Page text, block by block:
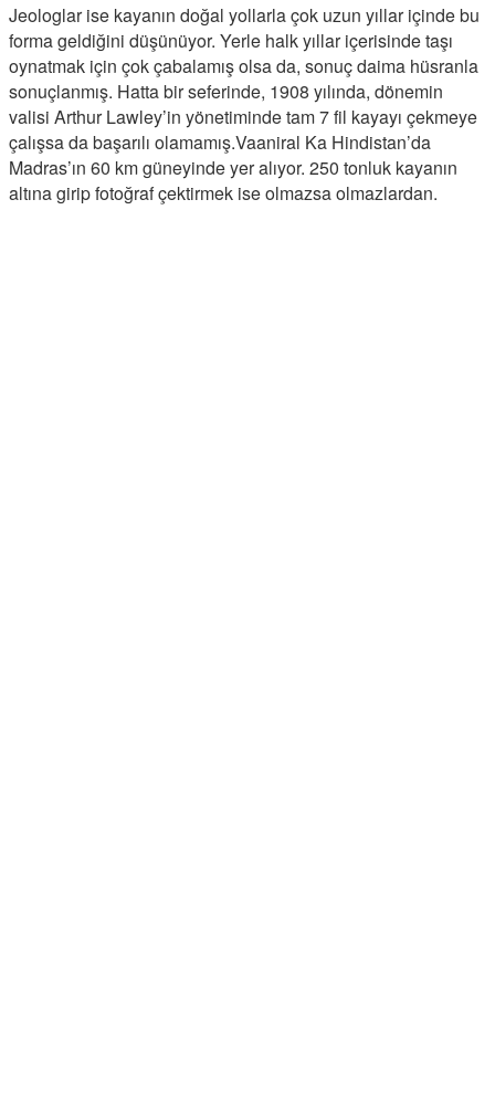
Jeologlar ise kayanın doğal yollarla çok uzun yıllar içinde bu
forma geldiğini düşünüyor. Yerle halk yıllar içerisinde taşı
oynatmak için çok çabalamış olsa da, sonuç daima hüsranla
sonuçlanmış. Hatta bir seferinde, 1908 yılında, dönemin
valisi Arthur Lawley’in yönetiminde tam 7 fil kayayı çekmeye
çalışsa da başarılı olamamış.Vaaniral Ka Hindistan’da
Madras’ın 60 km güneyinde yer alıyor. 250 tonluk kayanın
altına girip fotoğraf çektirmek ise olmazsa olmazlardan.